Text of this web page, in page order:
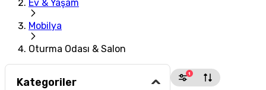
Ev & Yaşam
Mobilya
Oturma Odası & Salon
Kategoriler
1